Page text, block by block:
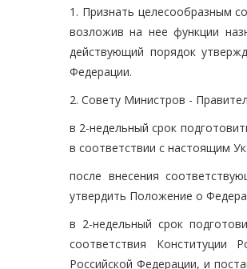
1. Признать целесообразным
возложив на нее функции
действующий порядок
Федерации.
2. Совету Министров -
в 2-недельный срок
в соответствии с настоящим
после внесения
утвердить Положение о
в 2-недельный срок
соответствия Конституции
Российской Федерации, и